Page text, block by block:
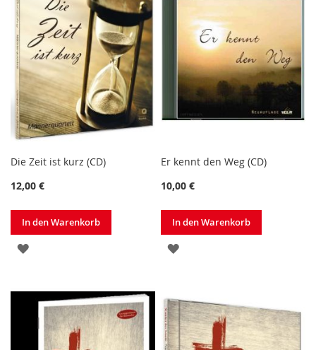
Die Zeit ist kurz (CD)
12,00 €
In den Warenkorb
ZUR
HINZUFÜGEN
Er kennt den Weg (CD)
10,00 €
In den Warenkorb
ZUR
HINZUFÜGEN